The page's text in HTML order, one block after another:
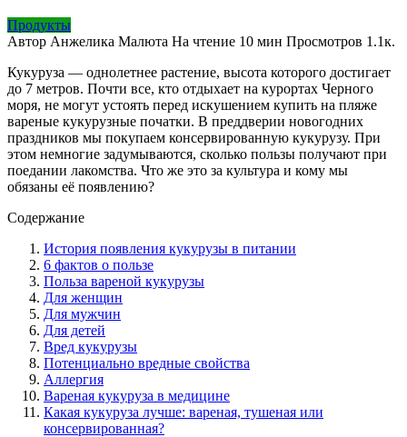
Продукты
Автор Анжелика Малюта На чтение 10 мин Просмотров 1.1к.
Кукуруза — однолетнее растение, высота которого достигает
до 7 метров. Почти все, кто отдыхает на курортах Черного
моря, не могут устоять перед искушением купить на пляже
вареные кукурузные початки. В преддверии новогодних
праздников мы покупаем консервированную кукурузу. При
этом немногие задумываются, сколько пользы получают при
поедании лакомства. Что же это за культура и кому мы
обязаны её появлению?
Содержание
История появления кукурузы в питании
6 фактов о пользе
Польза вареной кукурузы
Для женщин
Для мужчин
Для детей
Вред кукурузы
Потенциально вредные свойства
Аллергия
Вареная кукуруза в медицине
Какая кукуруза лучше: вареная, тушеная или
консервированная?